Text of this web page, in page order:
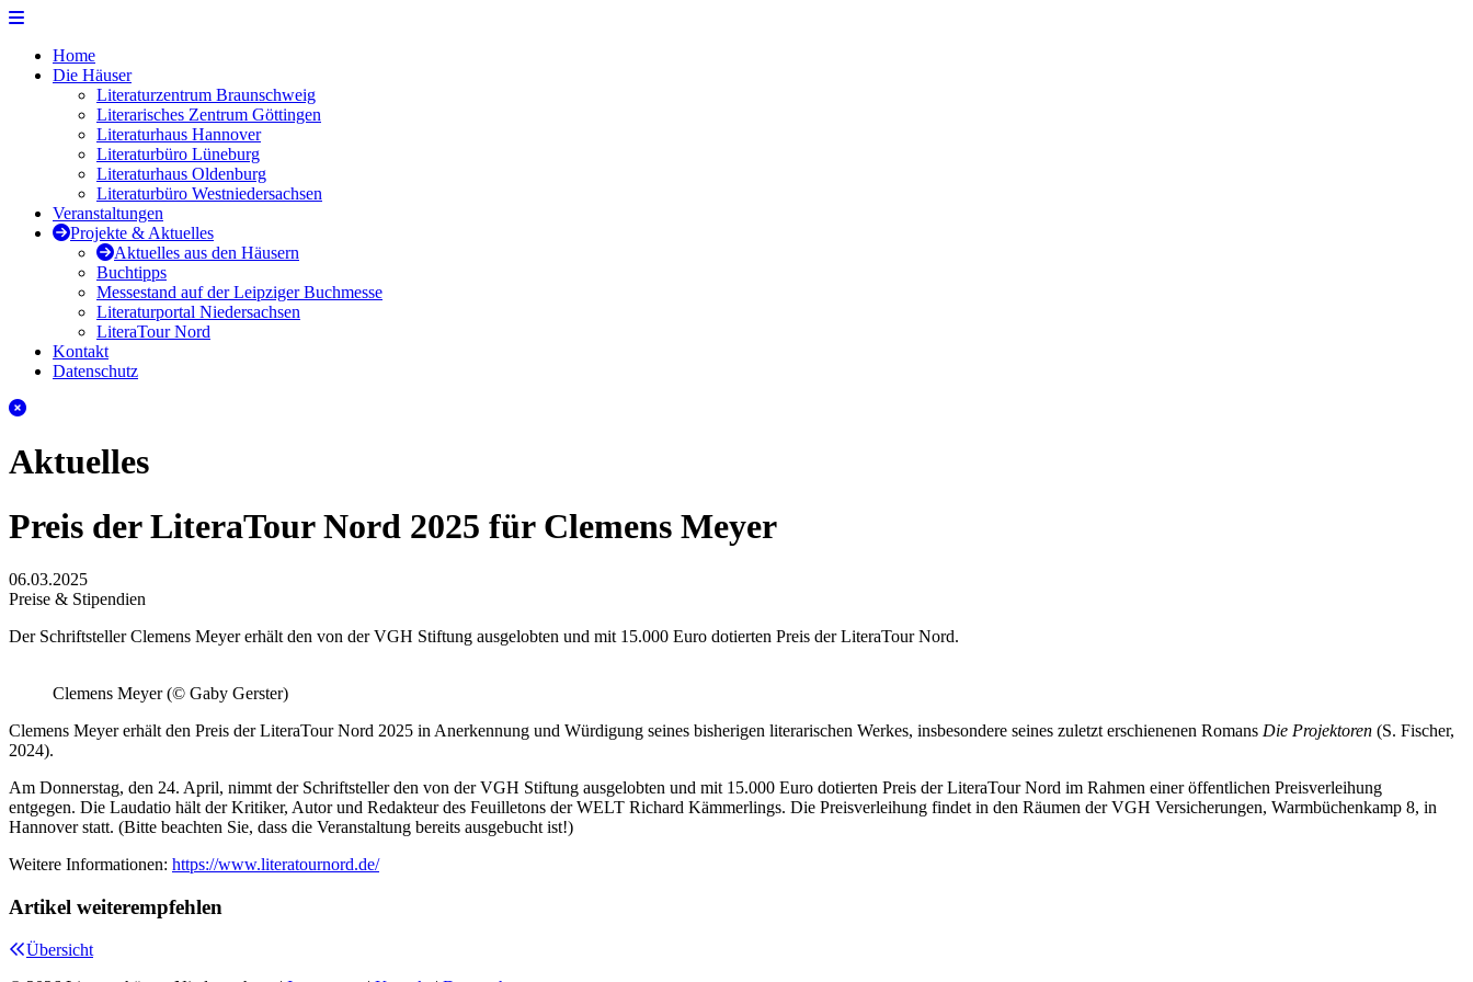
Zur Navigation
Zum Seiteninhalt
Home
Die Häuser
Literaturzentrum Braunschweig
Literarisches Zentrum Göttingen
Literaturhaus Hannover
Literaturbüro Lüneburg
Literaturhaus Oldenburg
Literaturbüro Westniedersachsen
Veranstaltungen
Projekte & Aktuelles
Aktuelles aus den Häusern
Buchtipps
Messestand auf der Leipziger Buchmesse
Literaturportal Niedersachsen
LiteraTour Nord
Kontakt
Datenschutz
Schliessen
Aktuelles
Preis der LiteraTour Nord 2025 für Clemens Meyer
06.03.2025
Preise & Stipendien
Der Schriftsteller Clemens Meyer erhält den von der VGH Stiftung ausgelobten und mit 15.000 Euro dotierten Preis der LiteraTour Nord.
Clemens Meyer (© Gaby Gerster)
Clemens Meyer erhält den Preis der LiteraTour Nord 2025 in Anerkennung und Würdigung seines bisherigen literarischen Werkes, insbesondere seines zuletzt erschienenen Romans Die Projektoren (S. Fischer,
2024).
Am Donnerstag, den 24. April, nimmt der Schriftsteller den von der VGH Stiftung ausgelobten und mit 15.000 Euro dotierten Preis der LiteraTour Nord im Rahmen einer öffentlichen Preisverleihung
entgegen. Die Laudatio hält der Kritiker, Autor und Redakteur des Feuilletons der WELT Richard Kämmerlings. Die Preisverleihung findet in den Räumen der VGH Versicherungen, Warmbüchenkamp 8, in
Hannover statt. (Bitte beachten Sie, dass die Veranstaltung bereits ausgebucht ist!)
Weitere Informationen: https://www.literatournord.de/
Artikel weiterempfehlen
Übersicht